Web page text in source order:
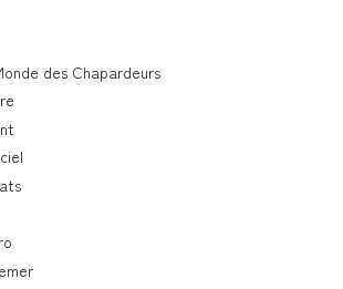
des Chapardeurs